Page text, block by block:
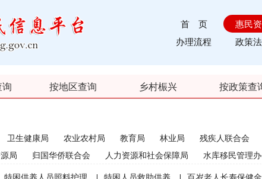
首 页 惠民
办理流程
政策
按地区查询 乡村桭兴 按政策查
卫生健康局 农业农村局 教育局 林业局 残疾人联合会
局 归国华侨联合会 人力资源和社会保障局 水库移民管理